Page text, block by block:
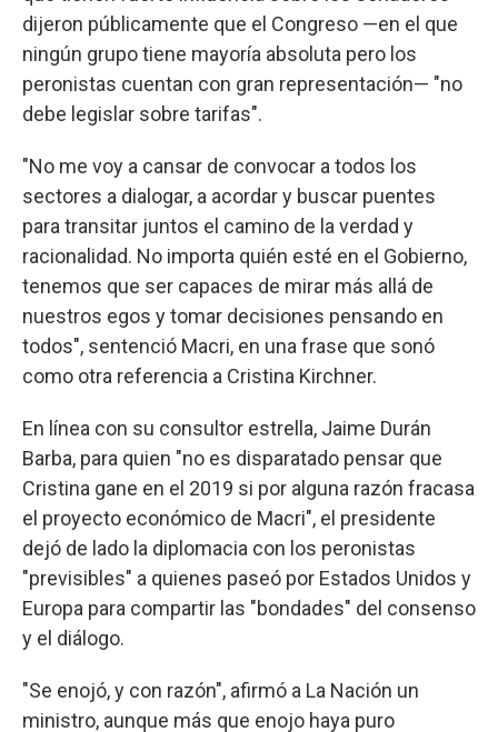
dijeron públicamente que el Congreso —en el que
ningún grupo tiene mayoría absoluta pero los
peronistas cuentan con gran representación— "no
debe legislar sobre tarifas".
"No me voy a cansar de convocar a todos los
sectores a dialogar, a acordar y buscar puentes
para transitar juntos el camino de la verdad y
racionalidad. No importa quién esté en el Gobierno,
tenemos que ser capaces de mirar más allá de
nuestros egos y tomar decisiones pensando en
todos", sentenció Macri, en una frase que sonó
como otra referencia a Cristina Kirchner.
En línea con su consultor estrella, Jaime Durán
Barba, para quien "no es disparatado pensar que
Cristina gane en el 2019 si por alguna razón fracasa
el proyecto económico de Macri", el presidente
dejó de lado la diplomacia con los peronistas
"previsibles" a quienes paseó por Estados Unidos y
Europa para compartir las "bondades" del consenso
y el diálogo.
"Se enojó, y con razón", afirmó a La Nación un
ministro, aunque más que enojo haya puro